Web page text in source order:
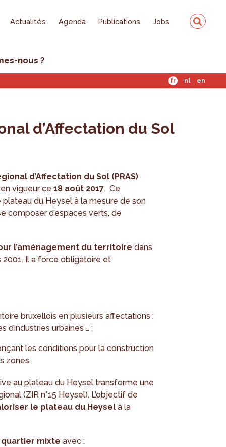
Actualités Agenda Publications Jobs
nous ?
fr nl en
d’Affectation du Sol
d’Affectation du Sol (PRAS)
vigueur ce18 août 2017. Ce
du Heysel à la mesure de son
composer d’espaces verts, de
l’aménagement du territoiredans
Il a force obligatoire et
bruxellois en plusieurs affectations :
d’industries urbaines … ;
les conditions pour la construction
zones.
au plateau du Heysel transforme une
(ZIR n°15 Heysel). L’objectif de
le plateau du Heyselà la
mixte avec :